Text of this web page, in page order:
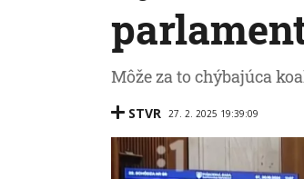
Môže za to chýbajúca
STVR 27. 2. 2025 19:39:09